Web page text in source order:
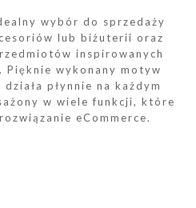
wybór do sprzedaży
lub biżuterii oraz
inspirowanych
wykonany motyw
płynnie na każdym
w wiele funkcji, które
eCommerce.